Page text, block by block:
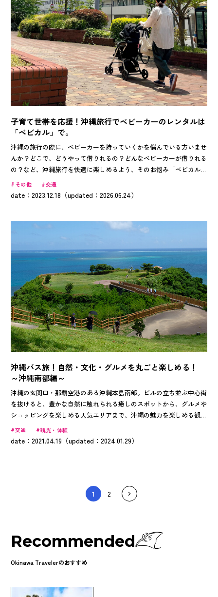
子育て世帯を応援！沖縄旅行でベビーカーのレンタルは
「ベビカル」で。
沖縄の旅行の際に、ベビーカーを持っていくかを悩んでいる方いませ
んか？どこで、どうやって借りれるの？どんなベビーカーが借りれる
の？など、沖縄旅行を快適に楽しめるよう、そのお悩み「ベビカル」
で解決いたします！那覇空港でベビーカーの新しいレンタルサービス
が開始になったのでご紹介します！
その他 交通
date：2023.12.18（updated：2026.06.24）
沖縄バス旅！自然・文化・グルメを丸ごと楽しめる！
～沖縄南部編～
沖縄の玄関口・那覇空港のある沖縄本島南部。ビルの立ち並ぶ中心街
を抜けると、豊かな自然に触れられる癒しのスポットから、グルメや
ショッピングを楽しめる人気エリアまで、沖縄の魅力を楽しめる観光
地が盛りだくさんです。路線バスや乗り合いバスなら、地元の人との
出会いも忘れられない旅の思い出になるかも…？ 今回は、那覇から
交通 観光・体験
date：2021.04.19（updated：2024.01.29）
1 2
Recommended
Okinawa Travelerのおすすめ